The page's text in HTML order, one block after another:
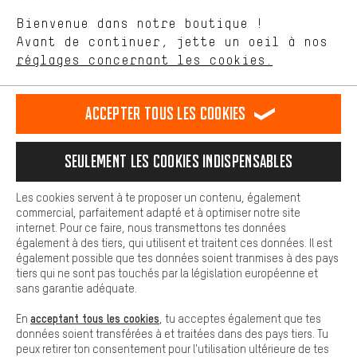
Langue"
français english
EN Deutsch español
RÉSILIER LE CONTRAT Communauté d'Aix-la-Chapelle
Programme d'affiliation Mentions Légales Protection des données
Conditions générales de vente Plateforme d'Alerte
Reprise des batteries Corepile Paramètres de cookies
Modifier le contraste
Tous les prix s'entendent en euros (MwSt hors) plus les
frais de portpour la livraison versÉtats-Unis.
Bienvenue dans notre boutique !
Avant de continuer, jette un oeil à nos
réglages concernant les cookies.
nous proposons grâce à ton comportement d'achat.
Plus de confort
est plus confortable. Avec les cookies de confort, nous
Nous pouvons ainsi mettre à ta disposition d'autres contenus et
informations utiles. De plus, tu as la possibilité d'utiliser des
facilement les bons produits. Par exemple, nous proposons une
facilement aux questions.
Cookies de base
Les cookies de base garantissent que tu puisses utiliser les
fonctions de notre site web.
Accepter tous les cookies
Seulement les cookies indispensables
Les cookies servent à te proposer un contenu, également
commercial, parfaitement adapté et à optimiser notre site
internet. Pour ce faire, nous transmettons tes données
également à des tiers, qui utilisent et traitent ces données. Il est
également possible que tes données soient tranmises à des pays
tiers qui ne sont pas touchés par la législation européenne et
sans garantie adéquate.
En acceptant tous les cookies , tu acceptes également que tes
données soient transférées à et traitées dans des pays tiers. Tu
peux retirer ton consentement pour l'utilisation ultérieure de tes